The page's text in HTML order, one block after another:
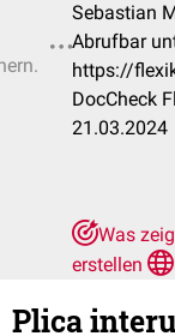
Sebastian
Abrufbar
https://
DocCheck
21.03.2024
Was
erstellen
Plica